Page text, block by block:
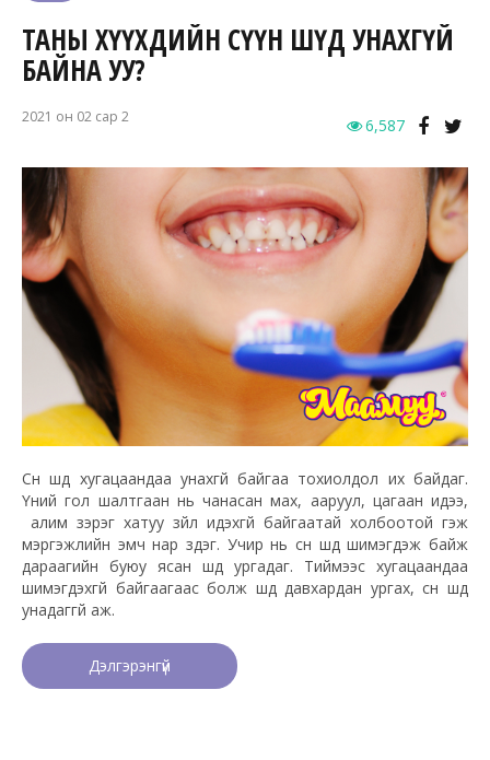
ТАНЫ ХҮҮХДИЙН СҮҮН ШҮД УНАХГҮЙ
БАЙНА УУ?
2021 он 02 сар 2 6,587
Сүүн шүд хугацаандаа унахгүй байгаа тохиолдол их байдаг.
Үүний гол шалтгаан нь чанасан мах, ааруул, цагаан идээ,
алим зэрэг хатуу зүйл идэхгүй байгаатай холбоотой гэж
мэргэжлийн эмч нар үздэг. Учир нь сүүн шүд шимэгдэж байж
дараагийн буюу ясан шүд ургадаг. Тиймээс хугацаандаа
шимэгдэхгүй байгаагаас болж шүд давхардан ургах, сүүн шүд
унадаггүй аж.
Дэлгэрэнгүй